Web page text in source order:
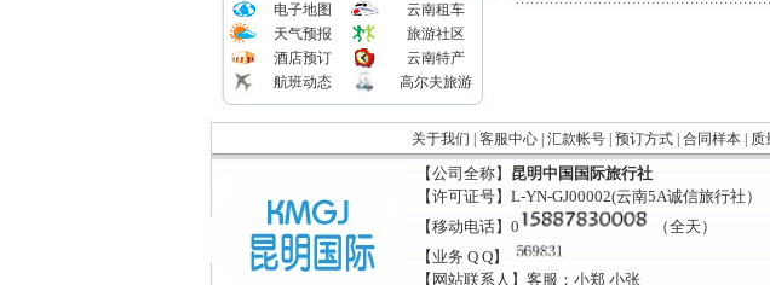
电子地图
云南租车
天气预报
旅游社区
酒店预订
云南特产
航班动态
高尔夫旅游
关于我们 客服中心 汇款帐号 预订方式 合同样本 质
【公司全称】 昆明中国国际旅行社
【许可证号】L-YN-GJ00002(云南5A诚信旅行社）
【移动电话】0
（全天）
【业务 Q Q】
【网站联系人】客服：小郑 小张